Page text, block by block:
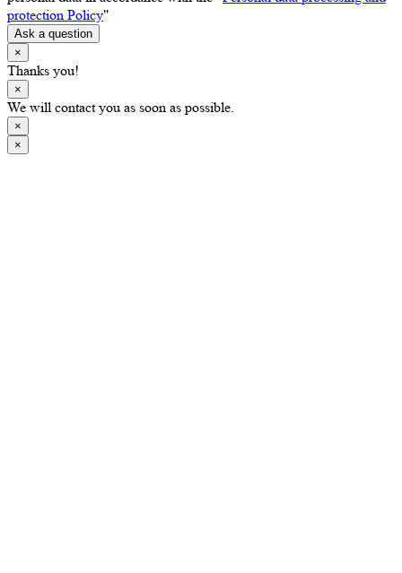
protection Policy"
Ask a question
×
Thanks you!
×
We will contact you as soon as possible.
×
×